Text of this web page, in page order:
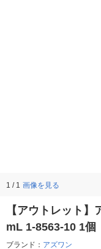
1 / 1 画像を見る
【アウトレット
mL 1-8563-10 1個
ブランド： アズワン